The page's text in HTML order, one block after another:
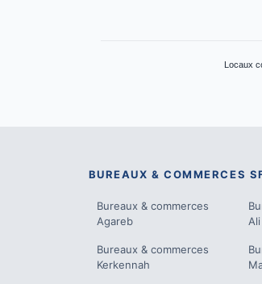
Locaux
BUREAUX & COMMERCES
Bureaux & commerces
Agareb
Bureaux & commerces
Kerkennah